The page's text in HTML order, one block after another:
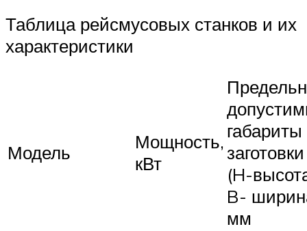
Таблица рейсмусовых станков и их
характеристики
Модель
Мощность,
кВт
габариты
заготовки
(H-
B-
мм